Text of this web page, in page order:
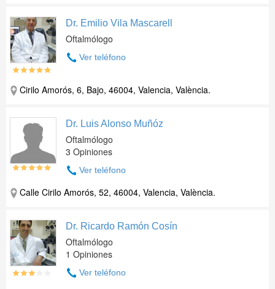
Dr. Emilio Vila Mascarell
Oftalmólogo
Ver teléfono
Cirilo Amorós, 6, Bajo, 46004, Valencia, València.
Dr. Luis Alonso Muñóz
Oftalmólogo
3 Opiniones
Ver teléfono
Calle Cirilo Amorós, 52, 46004, Valencia, València.
Dr. Ricardo Ramón Cosín
Oftalmólogo
1 Opiniones
Ver teléfono